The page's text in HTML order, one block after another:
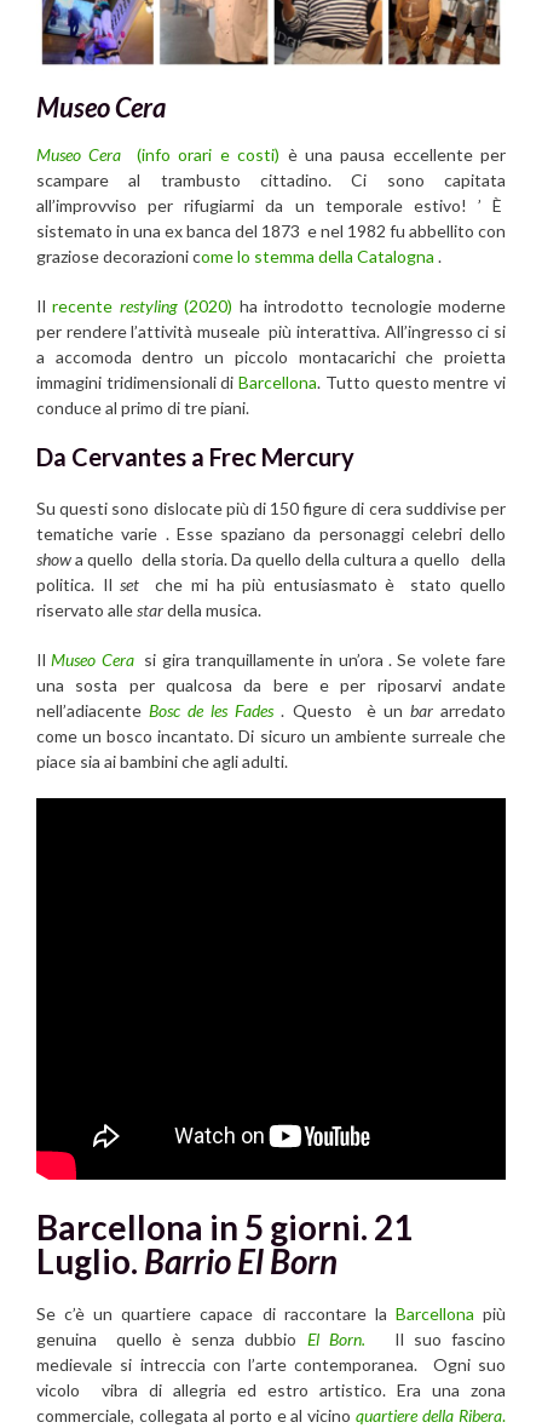
Museo Cera
Museo Cera (info orari e costi) è una pausa eccellente per
scampare al trambusto cittadino. Ci sono capitata
all’improvviso per rifugiarmi da un temporale estivo! ’ È
sistemato in una ex banca del 1873 e nel 1982 fu abbellito con
graziose decorazioni come lo stemma della Catalogna .
Ilrecente restyling(2020) ha introdotto tecnologie moderne
per rendere l’attività museale più interattiva. All’ingresso ci si
a accomoda dentro un piccolo montacarichi che proietta
immagini tridimensionali diBarcellona. Tutto questo mentre vi
conduce al primo di tre piani.
Da Cervantes a Frec Mercury
Su questi sono dislocate più di 150 figure di cera suddivise per
tematiche varie . Esse spaziano da personaggi celebri dello
showa quello della storia. Da quello della cultura a quello della
politica. Ilset che mi ha più entusiasmato è stato quello
riservato allestardella musica.
IlMuseo Cera si gira tranquillamente in un’ora . Se volete fare
una sosta per qualcosa da bere e per riposarvi andate
nell’adiacenteBosc de les Fades. Questo è un bararredato
come un bosco incantato. Di sicuro un ambiente surreale che
piace sia ai bambini che agli adulti.
Barcellona in 5 giorni. 21
Luglio. Barrio El Born
Se c’è un quartiere capace di raccontare la Barcellona più
genuina quello è senza dubbio El Born.
Il suo fascino
medievale si intreccia con l’arte contemporanea. Ogni suo
vicolo vibra di allegria ed estro artistico. Era una zona
commerciale, collegata al porto e al vicinoquartiere della Ribera.